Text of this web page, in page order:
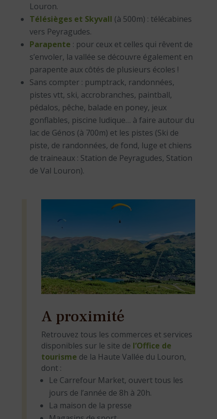
Louron.
Télésièges et Skyvall (à 500m) : télécabines
vers Peyragudes.
Parapente : pour ceux et celles qui rêvent de
s’envoler, la vallée se découvre également en
parapente aux côtés de plusieurs écoles !
Sans compter : pumptrack, randonnées,
pistes vtt, ski, accrobranches, paintball,
pédalos, pêche, balade en poney, jeux
gonflables, piscine ludique… à faire autour du
lac de Génos (à 700m) et les pistes (Ski de
piste, de randonnées, de fond, luge et chiens
de traineaux : Station de Peyragudes, Station
de Val Louron).
A proximité
Retrouvez tous les commerces et services
disponibles sur le site de l’Office de
tourisme de la Haute Vallée du Louron,
dont :
Le Carrefour Market, ouvert tous les
jours de l’année de 8h à 20h.
La maison de la presse